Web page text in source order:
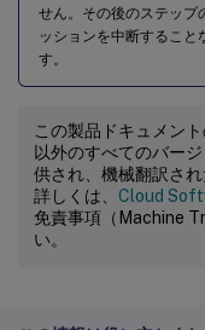
せん。その後のステップ
ッションを中断するこ
す。
この製品ドキュメン
以外のすべてのバー
供され、機械翻訳さ
詳しくは、 Cloud
免責事項（Machine
い。